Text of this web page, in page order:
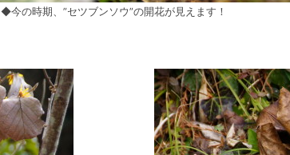
◆今の時期、”セツブンソウ”の開花が見えます！